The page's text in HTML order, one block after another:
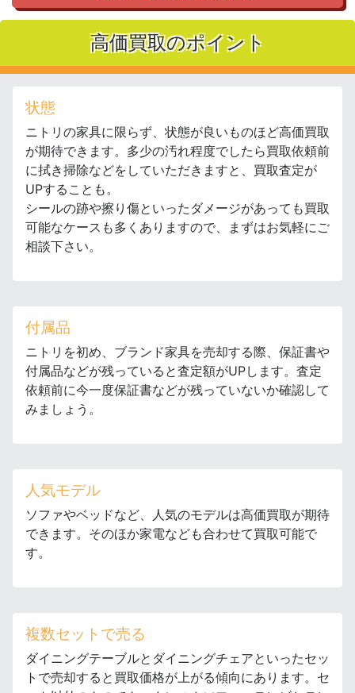
高価買取のポイント
状態
ニトリの家具に限らず、状態が良いものほど高価買取
が期待できます。多少の汚れ程度でしたら買取依頼前
に拭き掃除などをしていただきますと、買取査定が
UPすることも。
シールの跡や擦り傷といったダメージがあっても買取
可能なケースも多くありますので、まずはお気軽にご
相談下さい。
付属品
ニトリを初め、ブランド家具を売却する際、保証書や
付属品などが残っていると査定額がUPします。査定
依頼前に今一度保証書などが残っていないか確認して
みましょう。
人気モデル
ソファやベッドなど、人気のモデルは高価買取が期待
できます。そのほか家電なども合わせて買取可能で
す。
複数セットで売る
ダイニングテーブルとダイニングチェアといったセッ
トで売却すると買取価格が上がる傾向にあります。セ